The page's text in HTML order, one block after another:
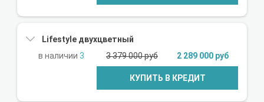
Lifestyle двухцветный
3
3 379 000 руб 2 289 000 руб
КУПИТЬ В КРЕДИТ